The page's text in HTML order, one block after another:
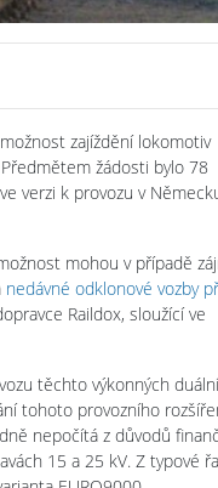
zajíždění lokomotiv
žádosti bylo 78
verzi k provozu v
mohou v případě
nedávné odklonové vozby
Raildox, sloužící ve
těchto výkonných
tohoto provozního
nepočítá z důvodů
15 a 25 kV. Z typové